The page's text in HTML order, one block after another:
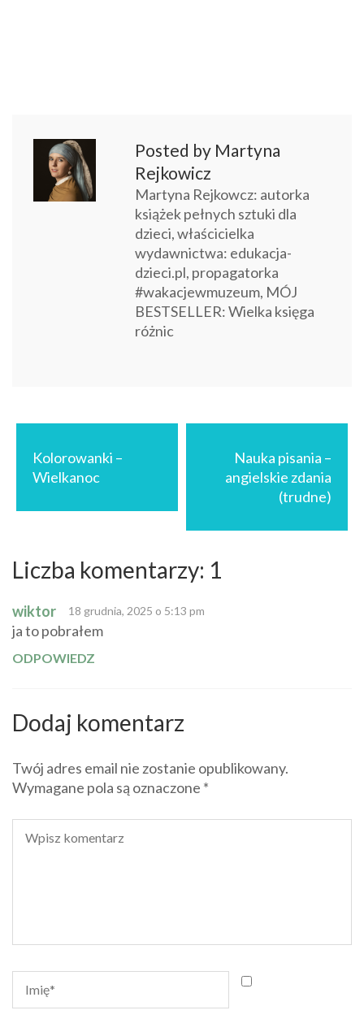
Posted by Martyna
Rejkowicz
Martyna Rejkowcz: autorka
książek pełnych sztuki dla
dzieci, właścicielka
wydawnictwa: edukacja-
dzieci.pl, propagatorka
#wakacjewmuzeum, MÓJ
BESTSELLER: Wielka księga
różnic
Nawigacja
wpisu
Kolorowanki –
Wielkanoc
Nauka pisania –
angielskie zdania
(trudne)
Liczba komentarzy: 1
wiktor 18 grudnia, 2025 o 5:13 pm
ja to pobrałem
ODPOWIEDZ
Dodaj komentarz
Twój adres email nie zostanie opublikowany.
Wymagane pola są oznaczone *